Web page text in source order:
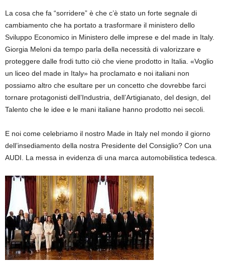
La cosa che fa “sorridere” è che c’è stato un forte segnale di
cambiamento che ha portato a trasformare il ministero dello
Sviluppo Economico in Ministero delle imprese e del made in Italy.
Giorgia Meloni da tempo parla della necessità di valorizzare e
proteggere dalle frodi tutto ciò che viene prodotto in Italia. «Voglio
un liceo del made in Italy» ha proclamato e noi italiani non
possiamo altro che esultare per un concetto che dovrebbe farci
tornare protagonisti dell’Industria, dell’Artigianato, del design, del
Talento che le idee e le mani italiane hanno prodotto nei secoli.
E noi come celebriamo il nostro Made in Italy nel mondo il giorno
dell’insediamento della nostra Presidente del Consiglio? Con una
AUDI. La messa in evidenza di una marca automobilistica tedesca.